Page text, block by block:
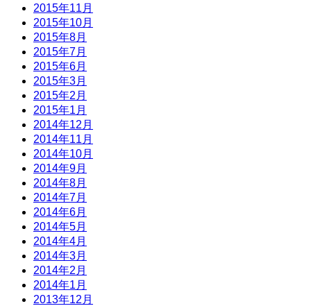
2015年11月
2015年10月
2015年8月
2015年7月
2015年6月
2015年3月
2015年2月
2015年1月
2014年12月
2014年11月
2014年10月
2014年9月
2014年8月
2014年7月
2014年6月
2014年5月
2014年4月
2014年3月
2014年2月
2014年1月
2013年12月